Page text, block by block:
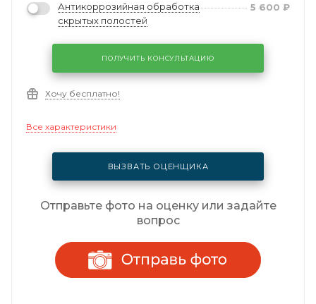
Антикоррозийная обработка
скрытых полостей
5 600 ₽
ПОЛУЧИТЬ КОНСУЛЬТАЦИЮ
Хочу бесплатно!
Все характеристики
ВЫЗВАТЬ ОЦЕНЩИКА
Отправьте фото на оценку или задайте
вопрос